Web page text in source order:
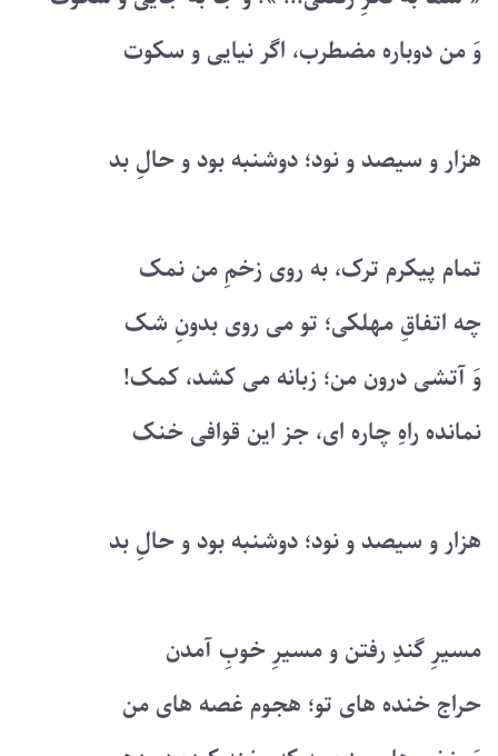
وَ من دوباره مضطرب، اگر نیایی و سکوت
هزار و سیصد و نود؛ دوشنبه بود و حالِ بد
تمام پیکرم ترک، به روی زخمِ من نمک
چه اتفاقِ مهلکی؛ تو می روی بدونِ شک
وَ آتشی درون من؛ زبانه می کشد، کمک!
نمانده راهِ چاره ای، جز این قوافی خنک
هزار و سیصد و نود؛ دوشنبه بود و حالِ بد
مسیرِ گندِ رفتن و مسیرِ خوبِ آمدن
حراج خنده های تو؛ هجوم غصه های من